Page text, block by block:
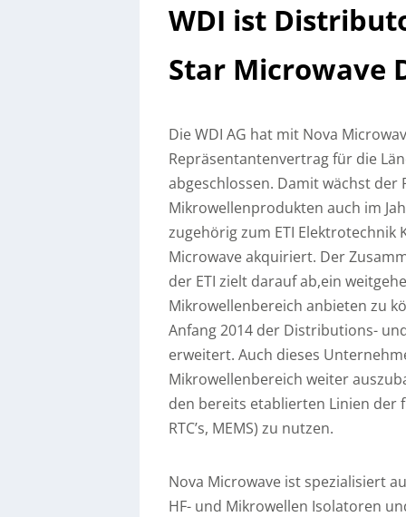
WDI ist
Star Microwave
Die WDI AG hat mit Nova
Repräsentantenvertrag für die
abgeschlossen. Damit wächst
Mikrowellenprodukten auch im
zugehörig zum ETI Elektrotechnik
Microwave akquiriert. Der
der ETI zielt darauf ab,ein
Mikrowellenbereich anbieten zu
Anfang 2014 der Distributions-
erweitert. Auch dieses
Mikrowellenbereich weiter
den bereits etablierten Linien der
RTC’s, MEMS) zu nutzen.
Nova Microwave ist spezialisiert
HF- und Mikrowellen Isolatoren